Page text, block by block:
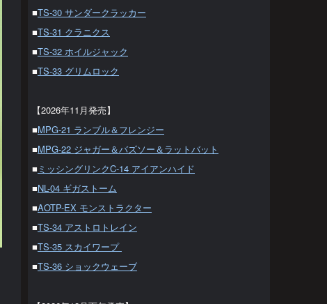
■TS-30 サンダークラッカー
■TS-31 クラニクス
■TS-32 ホイルジャック
■TS-33 グリムロック
【2026年11月発売】
■MPG-21 ランブル＆フレンジー
■MPG-22 ジャガー＆バズソー＆ラットバット
■ ミッシングリンクC-14 アイアンハイド
■NL-04 ギガストーム
■AOTP-EX モンストラクター
■TS-34 アストロトレイン
■TS-35 スカイワープ
■TS-36 ショックウェーブ